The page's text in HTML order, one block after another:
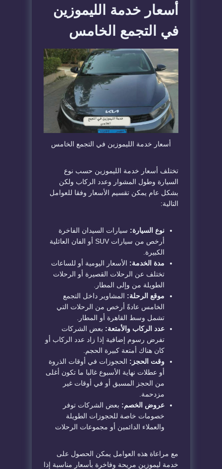
أسعار خدمة الليموزين
في التجمع الخامس
أسعار خدمة الليموزين في التجمع الخامس
تختلف أسعار خدمة الليموزين حسب نوع
السيارة وطول المشوار وعدد الركاب ولكن
بشكل عام يمكن تقسيم الأسعار وفقا للعوامل
التالية:
نوع السيارة: سيارات السيدان الفاخرة
أرخص من سيارات SUV أو الفان العائلية
الكبيرة.
مدة الخدمة: الأسعار اليومية أو للساعات
تختلف عن الرحلات القصيرة أو الرحلات
الطويلة من وإلى المطار.
موقع الرحلة: المشاوير داخل التجمع
الخامس عادةً أرخص من الرحلات التي
تشمل وسط القاهرة أو المطار.
عدد الركاب والأمتعة: بعض الشركات
تفرض رسوم إضافية إذا زاد عدد الركاب أو
كان هناك أمتعة كبيرة الحجم.
وقت الحجز: الحجوزات في أوقات الذروة
أو عطلات نهاية الأسبوع غالبا ما تكون أغلى
من الحجز المسبق أو في أوقات غير
مزدحمة.
عروض الخصم: بعض الشركات توفر
خصومات خاصة للحجوزات الطويلة
والعملاء الدائمين أو مجموعات الرحلات
مع مراعاة هذه العوامل يمكن الحصول على
خدمة ليموزين مريحة وفاخرة بأسعار مناسبة إذا